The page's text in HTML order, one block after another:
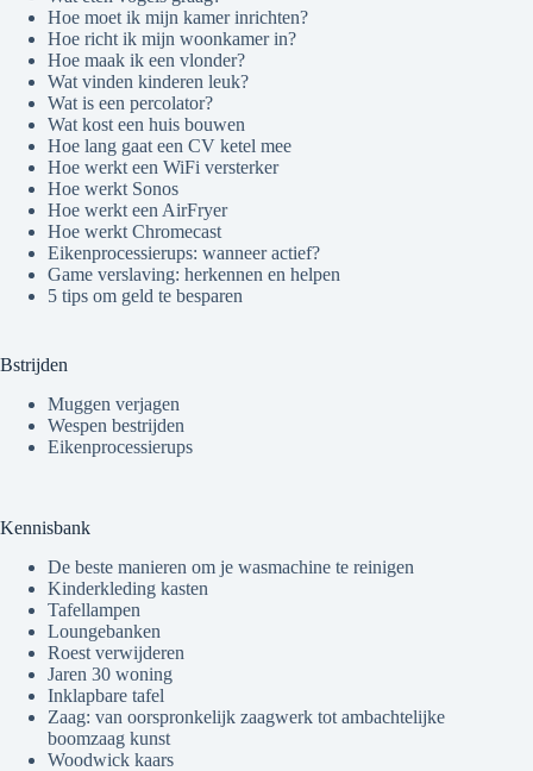
Hoe moet ik mijn kamer inrichten?
Hoe richt ik mijn woonkamer in?
Hoe maak ik een vlonder?
Wat vinden kinderen leuk?
Wat is een percolator?
Wat kost een huis bouwen
Hoe lang gaat een CV ketel mee
Hoe werkt een WiFi versterker
Hoe werkt Sonos
Hoe werkt een AirFryer
Hoe werkt Chromecast
Eikenprocessierups: wanneer actief?
Game verslaving: herkennen en helpen
5 tips om geld te besparen
Bstrijden
Muggen verjagen
Wespen bestrijden
Eikenprocessierups
Kennisbank
De beste manieren om je wasmachine te reinigen
Kinderkleding kasten
Tafellampen
Loungebanken
Roest verwijderen
Jaren 30 woning
Inklapbare tafel
Zaag: van oorspronkelijk zaagwerk tot ambachtelijke
boomzaag kunst
Woodwick kaars